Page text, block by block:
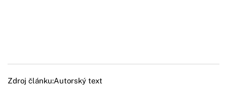
Zdroj článku:Autorský text